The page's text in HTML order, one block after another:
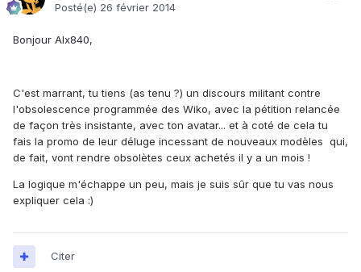
Posté(e) 26 février 2014
Bonjour Alx840,
C'est marrant, tu tiens (as tenu ?) un discours militant contre
l'obsolescence programmée des Wiko, avec la pétition relancée
de façon très insistante, avec ton avatar... et à coté de cela tu
fais la promo de leur déluge incessant de nouveaux modèles qui,
de fait, vont rendre obsolètes ceux achetés il y a un mois !
La logique m'échappe un peu, mais je suis sûr que tu vas nous
expliquer cela :)
Citer